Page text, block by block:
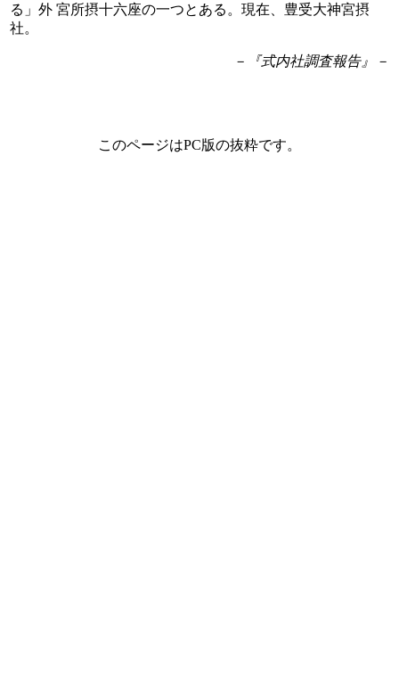
る」外 宮所摂十六座の一つとある。現在、豊受大神宮摂
社。
－『式内社調査報告』－
このページはPC版の抜粋です。